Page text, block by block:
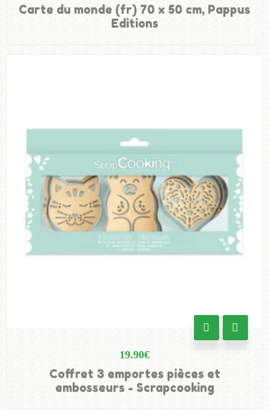
Carte du monde (fr) 70 x 50 cm, Pappus
Editions
19.90€
Coffret 3 emportes pièces et
embosseurs - Scrapcooking